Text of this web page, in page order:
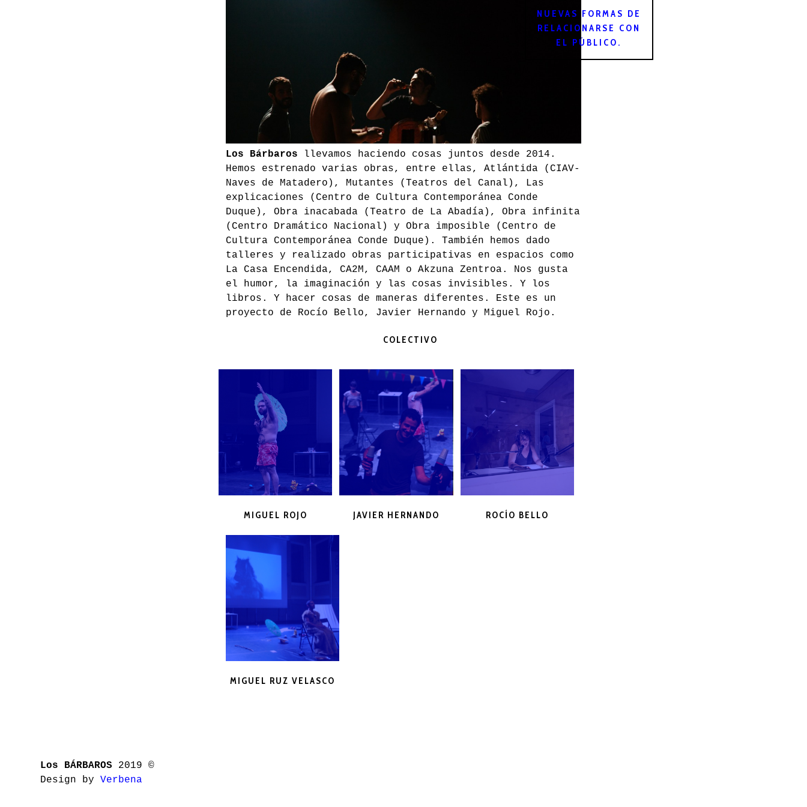
NUEVAS FORMAS DE
RELACIONARSE CON
EL PÚBLICO.
Los Bárbaros llevamos haciendo cosas juntos desde 2014.
Hemos estrenado varias obras, entre ellas, Atlántida (CIAV-
Naves de Matadero), Mutantes (Teatros del Canal), Las
explicaciones (Centro de Cultura Contemporánea Conde
Duque), Obra inacabada (Teatro de La Abadía), Obra infinita
(Centro Dramático Nacional) y Obra imposible (Centro de
Cultura Contemporánea Conde Duque). También hemos dado
talleres y realizado obras participativas en espacios como
La Casa Encendida, CA2M, CAAM o Akzuna Zentroa. Nos gusta
el humor, la imaginación y las cosas invisibles. Y los
libros. Y hacer cosas de maneras diferentes. Este es un
proyecto de Rocío Bello, Javier Hernando y Miguel Rojo.
COLECTIVO
MIGUEL ROJO JAVIER HERNANDO ROCÍO BELLO
MIGUEL RUZ VELASCO
Los BÁRBAROS 2019 ©
Design byVerbena